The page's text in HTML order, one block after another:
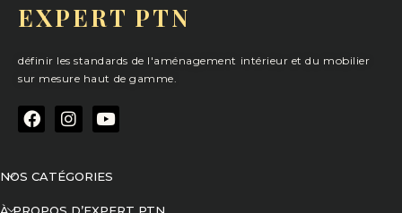
EXPERT PTN
définir les standards de l'aménagement intérieur et du mobilier
sur mesure haut de gamme.
NOS CATÉGORIES